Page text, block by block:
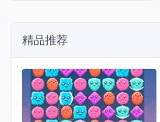
精品推荐